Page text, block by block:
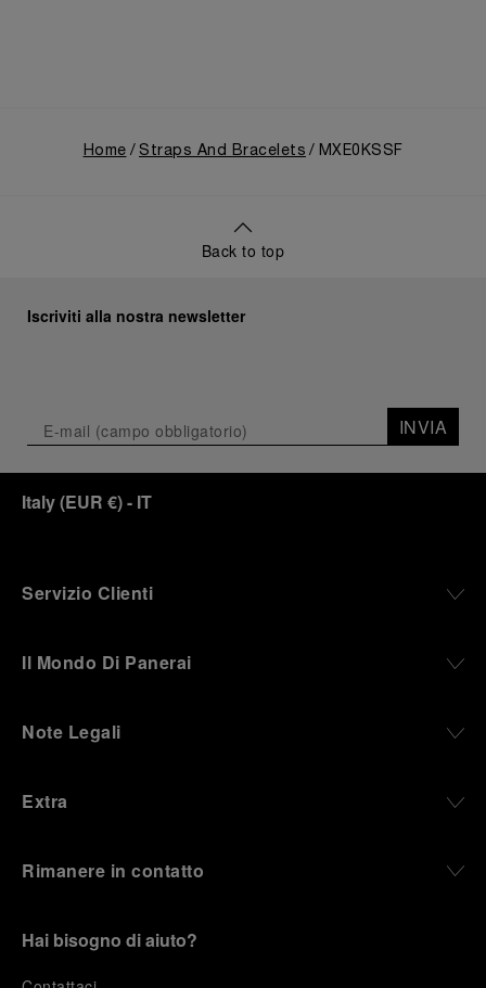
Home Straps And Bracelets MXE0KSSF
Back to top
Iscriviti alla nostra newsletter
INVIA
Italy(EUR €)- IT
Servizio Clienti
Il Mondo Di Panerai
Note Legali
Extra
Rimanere in contatto
Hai bisogno di aiuto?